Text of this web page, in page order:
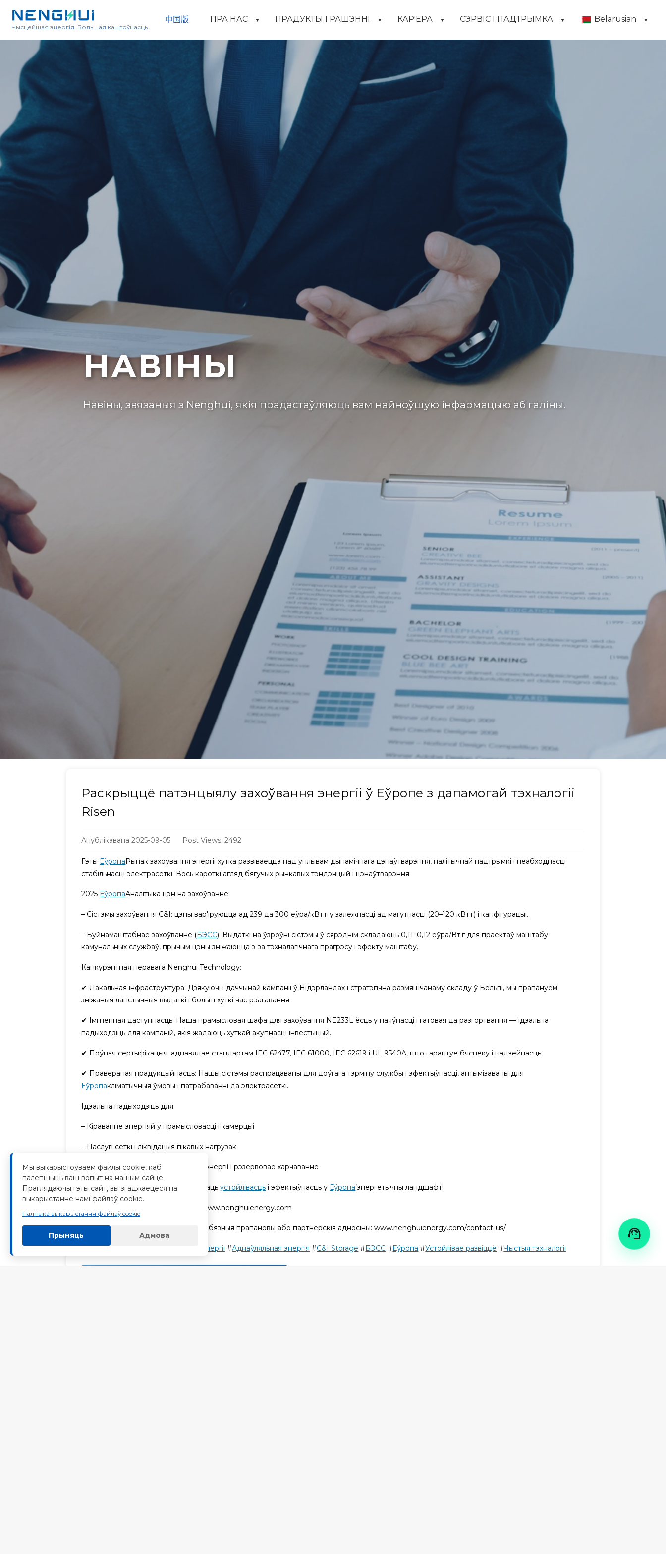
Чысцейшая энергія. Большая каштоўнасць.
中国版 ПРА НАС ▼ ПРАДУКТЫ І РАШЭННІ ▼ КАР'ЕРА ▼ СЭРВІС І ПАДТРЫМКА ▼ Belarusian ▼
НАВІНЫ
Навіны, звязаныя з Nenghui, якія прадастаўляюць вам найноўшую інфармацыю аб галіны.
Раскрыццё патэнцыялу захоўвання энергіі ў Еўропе з дапамогай тэхналогіі
Risen
Апублікавана2025-09-05 Post Views: 2492
Гэты Еўропа Рынак захоўвання энергіі хутка развіваецца пад уплывам дынамічнага цэнаўтварэння, палітычнай падтрымкі і неабходнасці
стабільнасці электрасеткі. Вось кароткі агляд бягучых рынкавых тэндэнцый і цэнаўтварэння:
2025 ЕўропаАналітыка цэн на захоўванне:
– Сістэмы захоўвання C&I: цэны вар'іруюцца ад 239 да 300 еўра/кВт·г у залежнасці ад магутнасці (20–120 кВт·г) і канфігурацыі.
– Буйнамаштабнае захоўванне (БЭСС): Выдаткі на ўзроўні сістэмы ў сярэднім складаюць 0,11–0,12 еўра/Вт·г для праектаў маштабу
камунальных службаў, прычым цэны зніжаюцца з-за тэхналагічнага прагрэсу і эфекту маштабу.
Канкурэнтная перавага Nenghui Technology:
✔ Лакальная інфраструктура: Дзякуючы даччынай кампаніі ў Нідэрландах і стратэгічна размяшчанаму складу ў Бельгіі, мы прапануем
зніжаныя лагістычныя выдаткі і больш хуткі час рэагавання.
✔ Імгненная даступнасць: Наша прамысловая шафа для захоўвання NE233L ёсць у наяўнасці і гатовая да разгортвання — ідэальна
падыходзіць для кампаній, якія жадаюць хуткай акупнасці інвестыцый.
✔ Поўная сертыфікацыя: адпавядае стандартам IEC 62477, IEC 61000, IEC 62619 і UL 9540A, што гарантуе бяспеку і надзейнасць.
✔ Правераная прадукцыйнасць: Нашы сістэмы распрацаваны для доўгага тэрміну службы і эфектыўнасці, аптымізаваны для
Еўропакліматычныя ўмовы і патрабаванні да электрасеткі.
Ідэальна падыходзіць для:
– Кіраванне энергіяй у прамысловасці і камерцыі
– Паслугі сеткі і ліквідацыя пікавых нагрузак
– Інтэграцыя аднаўляльных крыніц энергіі і рэзервовае харчаванне
Давайце супрацоўнічаць, каб кіравацьустойлівасць і эфектыўнасць у Еўропа’энергетычны ландшафт!
Азнаёмцеся з нашымі рашэннямі: www.nenghuienergy.com
Напішыце нам, каб атрымаць падрабязныя прапановы або партнёрскія адносіны: www.nenghuienergy.com/contact-us/
#Нэнхуэй Захоўванне энергіі #Аднаўляльная энергія #C&I Storage #БЭСС #Еўропа #Устойлівае развіццё #Чыстыя тэхналогіі
Мы выкарыстоўваем файлы cookie, каб
палепшыць ваш вопыт на нашым сайце.
Праглядаючы гэты сайт, вы згаджаецеся на
выкарыстанне намі файлаў cookie.
Палітыка выкарыстання файлаў cookie
Прыняць Адмова 